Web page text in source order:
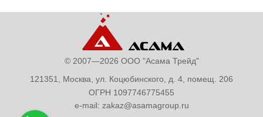
© 2007—2026 ООО "Асама Трейд"
121351, Москва, ул. Коцюбинского, д. 4, помещ. 206
ОГРН 1097746775455
e-mail: zakaz@asamagroup.ru